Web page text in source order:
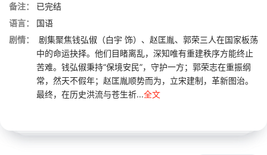
备注：
已完结
语言：
国语
剧情：
剧集聚焦钱弘俶（白宇 饰）、赵匡胤、郭荣三人在国家板荡
中的命运抉择。他们目睹离乱，深知唯有重建秩序方能终止
苦难。钱弘俶秉持“保境安民”，守护一方；郭荣志在重振纲
常，然天不假年；赵匡胤顺势而为，立宋建制，革新图治。
最终，在历史洪流与苍生祈...全文